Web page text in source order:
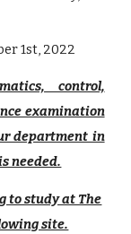
1st, 2022
control,
examination
department in
needed.
to study at The
site.